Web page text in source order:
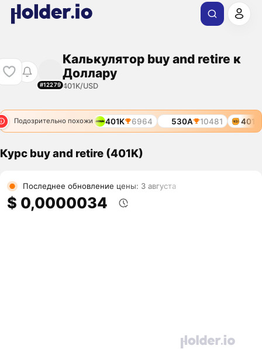
#12279
Калькулятор buy and retire к
Доллару
401K/USD
Подозрительно похожи 401K 6964 530A 10481 401K
Курс buy and retire (401K)
Последнее обновление цены: 3 августа
$ 0,0000034